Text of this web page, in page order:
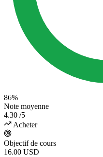
86%
Note moyenne
4.30 /5
Acheter
Objectif de cours
16.00 USD